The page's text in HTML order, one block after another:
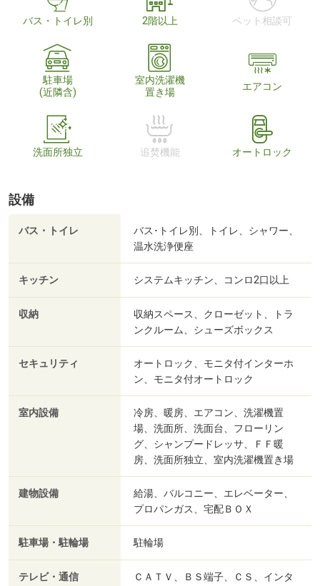
バス・トイレ別 2階以上 ペット相談可
駐車場
(近隣含)
室内洗濯機
置き場
エアコン
洗面所独立 追焚機能 オートロック
設備
バス・トイレ
バス･トイレ別、トイレ、シャワー、
温水洗浄便座
キッチン システムキッチン、コンロ2口以上
収納
収納スペース、クローゼット、トラ
ンクルーム、シューズボックス
セキュリティ
オートロック、モニタ付インターホ
ン、モニタ付オートロック
室内設備
冷房、暖房、エアコン、洗濯機置
場、洗面所、洗面台、フローリン
グ、シャンプードレッサ、ＦＦ暖
房、洗面所独立、室内洗濯機置き場
建物設備
給湯、バルコニー、エレベーター、
プロパンガス、宅配ＢＯＸ
駐車場・駐輪場 駐輪場
テレビ・通信
ＣＡＴＶ、ＢＳ端子、ＣＳ、インタ